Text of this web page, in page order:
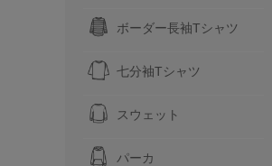
ボーダー長袖Tシャツ
七分袖Tシャツ
スウェット
パーカ